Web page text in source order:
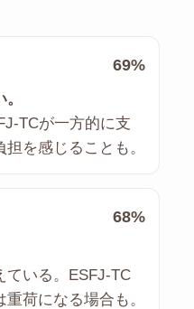
69%
TCが一方的に支
を感じることも。
68%
ている。ESFJ-TC
荷になる場合も。